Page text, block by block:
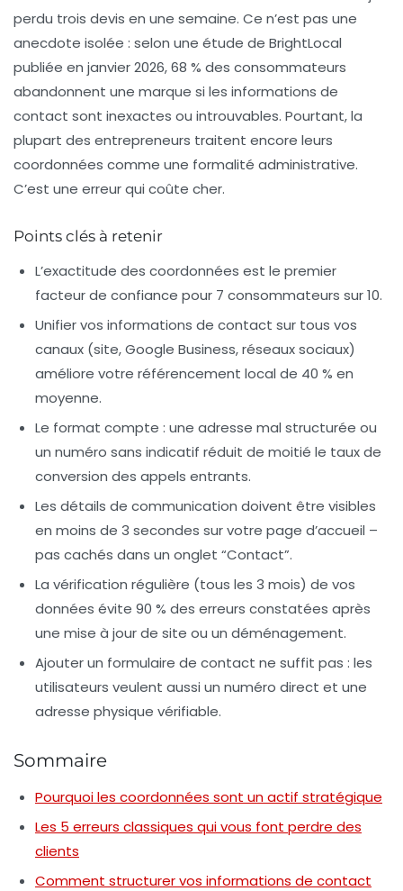
perdu trois devis en une semaine. Ce n’est pas une
anecdote isolée : selon une étude de BrightLocal
publiée en janvier 2026, 68 % des consommateurs
abandonnent une marque si les informations de
contact sont inexactes ou introuvables. Pourtant, la
plupart des entrepreneurs traitent encore leurs
coordonnées comme une formalité administrative.
C’est une erreur qui coûte cher.
Points clés à retenir
L’exactitude des coordonnées est le premier
facteur de confiance pour 7 consommateurs sur 10.
Unifier vos informations de contact sur tous vos
canaux (site, Google Business, réseaux sociaux)
améliore votre référencement local de 40 % en
moyenne.
Le format compte : une adresse mal structurée ou
un numéro sans indicatif réduit de moitié le taux de
conversion des appels entrants.
Les détails de communication doivent être visibles
en moins de 3 secondes sur votre page d’accueil –
pas cachés dans un onglet “Contact”.
La vérification régulière (tous les 3 mois) de vos
données évite 90 % des erreurs constatées après
une mise à jour de site ou un déménagement.
Ajouter un formulaire de contact ne suffit pas : les
utilisateurs veulent aussi un numéro direct et une
adresse physique vérifiable.
Sommaire
Pourquoi les coordonnées sont un actif stratégique
Les 5 erreurs classiques qui vous font perdre des
clients
Comment structurer vos informations de contact